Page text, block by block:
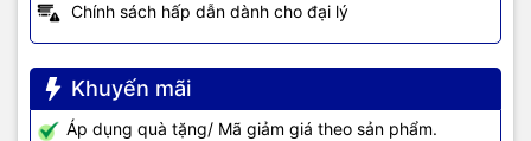
Chính sách hấp dẫn dành cho đại lý
Khuyến mãi
Áp dụng quà tặng/ Mã giảm giá theo sản phẩm.